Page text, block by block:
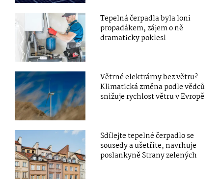
Tepelná čerpadla byla loni
propadákem, zájem o ně
dramaticky poklesl
Větrné elektrárny bez větru?
Klimatická změna podle vědců
snižuje rychlost větru v Evropě
Sdílejte tepelné čerpadlo se
sousedy a ušetříte, navrhuje
poslankyně Strany zelených